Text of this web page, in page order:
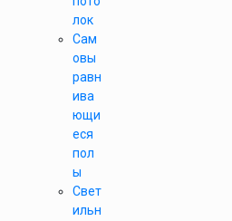
лок
Сам
овы
равн
ива
ющи
еся
пол
ы
Свет
ильн